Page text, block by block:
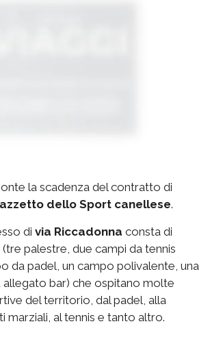
la scadenza del contratto di
dello Sport canellese.
di via Riccadonna consta di
palestre, due campi da tennis
da padel, un campo polivalente, una
bar) che ospitano molte
del territorio, dal padel, alla
marziali, al tennis e tanto altro.